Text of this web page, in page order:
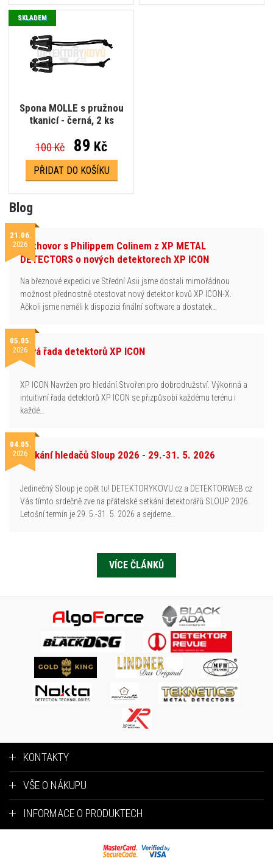
Spona MOLLE s pružnou
tkanicí - černá, 2 ks
SKLADEM
100 Kč 89 Kč
PŘIDAT DO KOŠÍKU
Blog
21.06.
2026Rozhovor s Philippem Colinem z XP METAL
DETECTORS o nových detektorech XP ICON
Na březnové expedici ve Střední Asii jsme dostali mimořádnou
možnost přednostně otestovat nový detektor kovů XP ICON-X.
Ačkoli jsme neměli k dispozici finální software a dostatek…
05.05.
2026Nová řada detektorů XP ICON
XP ICON Navržen pro hledání.Stvořen pro dobrodružství. Výkonná a
intuitivní řada detektorů XP ICON se přizpůsobí každému terénu i
každé…
04.05.
2026Setkání hledačů Sloup 2026 - 29.-31. 5. 2026
Jedinečný Sloup je opět tu! DETEKTORYKOVU.cz a DETEKTORWEB.cz
Vás tímto srdečně zve na přátelské setkání detektorářů SLOUP 2026.
Letošní termín je 29. 5.-31. 5. 2026 a sejdeme…
VÍCE ČLÁNKŮ
KONTAKTY
VŠE O NÁKUPU
INFORMACE O PRODUKTECH